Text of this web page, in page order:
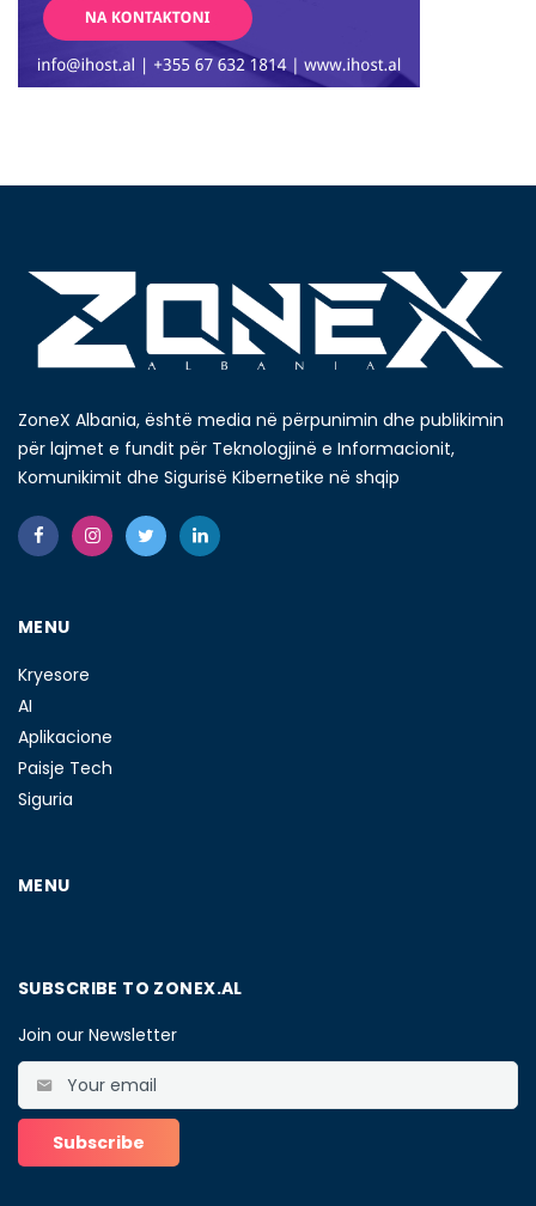
ZoneX Albania, është media në përpunimin dhe publikimin
për lajmet e fundit për Teknologjinë e Informacionit,
Komunikimit dhe Sigurisë Kibernetike në shqip
MENU
Kryesore
AI
Aplikacione
Paisje Tech
Siguria
MENU
SUBSCRIBE TO ZONEX.AL
Join our Newsletter